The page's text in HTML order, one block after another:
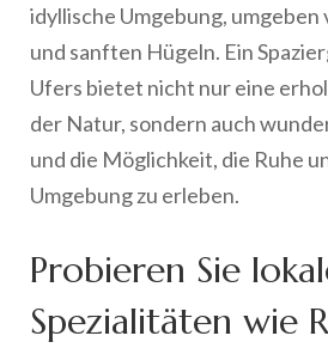
idyllische Umgebung,
und sanften Hügeln. Ein
Ufers bietet nicht nur eine
der Natur, sondern auch
und die Möglichkeit, die Ruhe
Umgebung zu erleben.
Probieren Sie
Spezialitäten wie